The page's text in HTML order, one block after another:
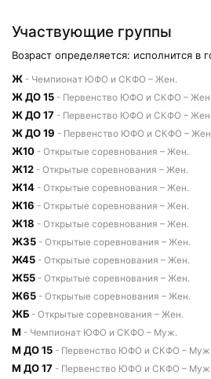
Участвующие группы
Возраст определяется: исполнится в
Ж - Чемпионат ЮФО и СКФО – Жен.
Ж ДО 15 - Первенство ЮФО и СКФО –
Ж ДО 17 - Первенство ЮФО и СКФО –
Ж ДО 19 - Первенство ЮФО и СКФО –
Ж10 - Открытые соревнования – Жен.
Ж12 - Открытые соревнования – Жен.
Ж14 - Открытые соревнования – Жен.
Ж16 - Открытые соревнования – Жен.
Ж18 - Открытые соревнования – Жен.
Ж35 - Открытые соревнования – Жен.
Ж45 - Открытые соревнования – Жен.
Ж55 - Открытые соревнования – Жен.
Ж65 - Открытые соревнования – Жен.
ЖБ - Открытые соревнования – Жен.
М - Чемпионат ЮФО и СКФО – Муж.
М ДО 15 - Первенство ЮФО и СКФО –
М ДО 17 - Первенство ЮФО и СКФО –